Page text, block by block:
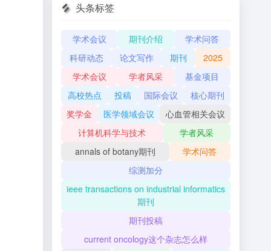
头条标签
学术会议 期刊介绍
学术问答
科研动态
论文写作 期刊
2025
学术会议
学者风采
基金项目
高校热点
投稿 国际会议
核心期刊
奖学金
医学领域会议
心血管相关会议
计算机科学与技术
学者风采
annals of botany期刊
学术问答
综测加分
ieee transactions on industrial informatics
期刊
期刊投稿
current oncology这个杂志怎么样